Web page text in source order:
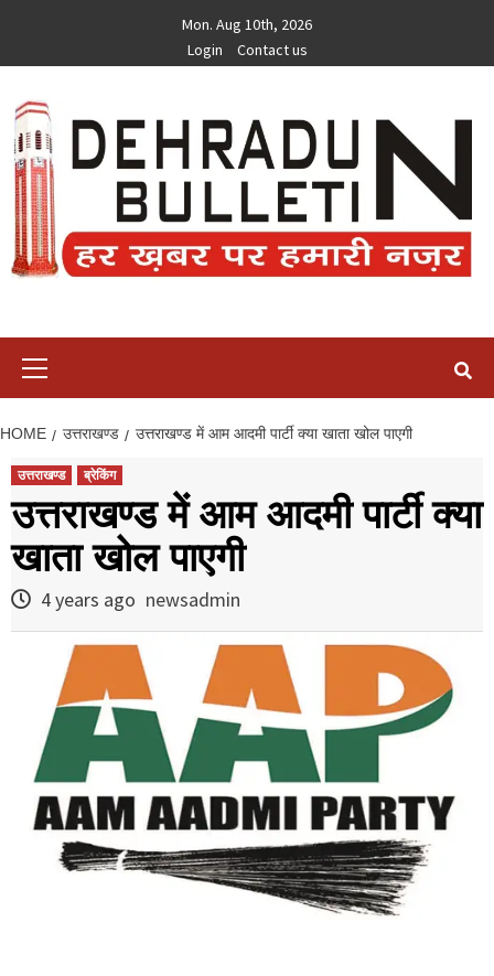
content
Mon. Aug 10th, 2026
Login
Contact us
HOME उत्तराखण्ड उत्तराखण्ड में आम आदमी पार्टी क्या खाता खोल पाएगी
उत्तराखण्ड ब्रेकिंग
उत्तराखण्ड में आम आदमी पार्टी क्या
खाता खोल पाएगी
4 years ago newsadmin